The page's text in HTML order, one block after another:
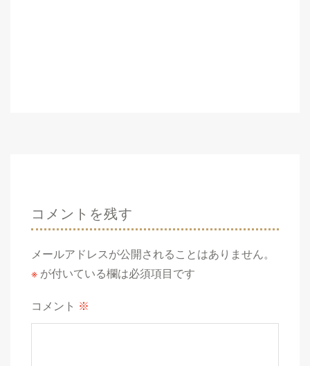
コメントを残す
メールアドレスが公開されることはありません。
※ が付いている欄は必須項目です
コメント ※